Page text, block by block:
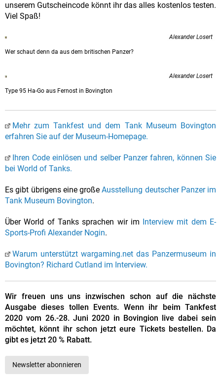
unserem Gutscheincode könnt ihr das alles kostenlos testen.
Viel Spaß!
Alexander Losert
Wer schaut denn da aus dem britischen Panzer?
Alexander Losert
Type 95 Ha-Go aus Fernost in Bovington
Mehr zum Tankfest und dem Tank Museum Bovington
erfahren Sie auf der Museum-Homepage.
Ihren Code einlösen und selber Panzer fahren, können Sie
bei World of Tanks.
Es gibt übrigens eine großeAusstellung deutscher Panzer im
Tank Museum Bovington.
Über World of Tanks sprachen wir im
Interview mit dem E-
Sports-Profi Alexander Nogin.
Warum unterstützt wargaming.net das Panzermuseum in
Bovington? Richard Cutland im Interview.
Wir freuen uns uns inzwischen schon auf die nächste
Ausgabe dieses tollen Events. Wenn ihr beim Tankfest
2020 vom 26.-28. Juni 2020 in Bovingion live dabei sein
möchtet, könnt ihr schon jetzt eure Tickets bestellen. Da
gibt es jetzt 20 % Rabatt.
Newsletter abonnieren